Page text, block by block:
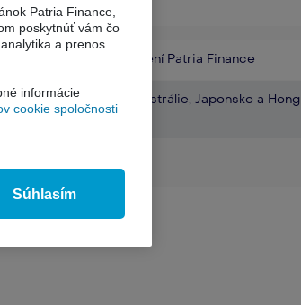
a bankovom spojení Patria Finance​
pokynu na trhoch Austrálie, Japonsko a Hong
Patria Finance,
poskytnúť vám čo
a prenos
informácie
cookie spoločnosti
Súhlasím